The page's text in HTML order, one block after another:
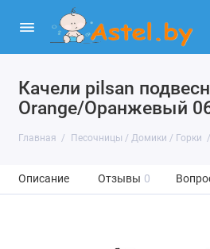
Качели pilsan
Orange/Оранжевый
Главная Песочницы / Домики / Горки
Описание Отзывы 0